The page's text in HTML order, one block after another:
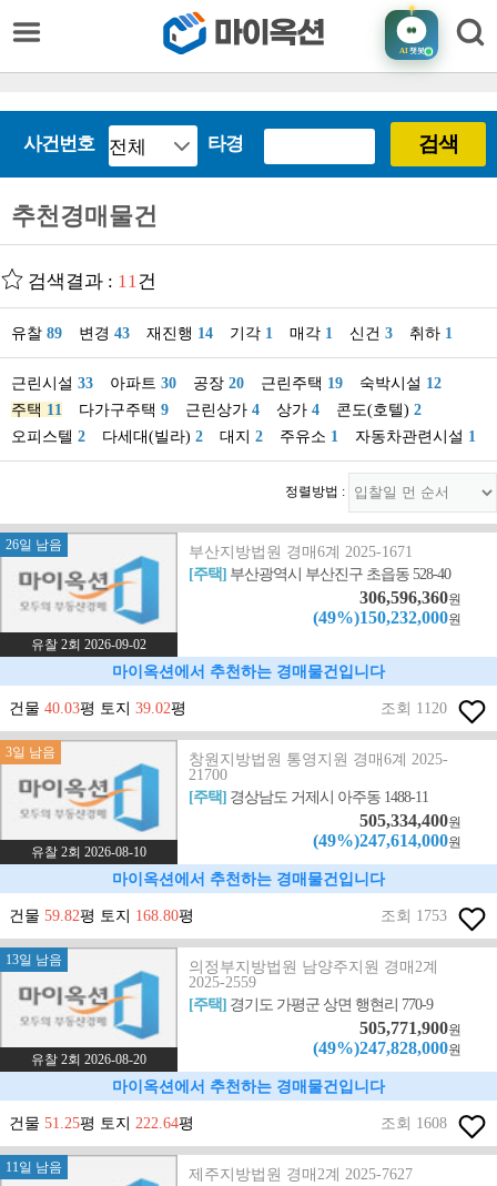
AI챗봇
사건번호 타경 검색
추천경매물건
검색결과 : 11건
유찰 89 변경 43 재진행 14 기각 1 매각 1 신건 3 취하 1
근린시설 33 아파트 30 공장 20 근린주택 19 숙박시설 12
주택 11 다가구주택 9 근린상가 4 상가 4 콘도(호텔) 2
오피스텔 2 다세대(빌라) 2 대지 2 주유소 1 자동차관련시설 1
정렬방법 :
26일 남음
유찰 2회 2026-09-02
부산지방법원 경매6계 2025-1671
[주택] 부산광역시 부산진구 초읍동 528-40
306,596,360원
(49%)150,232,000원
마이옥션에서 추천하는 경매물건입니다
건물 40.03평 토지 39.02평 조회 1120
3일 남음
유찰 2회 2026-08-10
창원지방법원 통영지원 경매6계 2025-
21700
[주택] 경상남도 거제시 아주동 1488-11
505,334,400원
(49%)247,614,000원
마이옥션에서 추천하는 경매물건입니다
건물 59.82평 토지 168.80평 조회 1753
13일 남음
유찰 2회 2026-08-20
의정부지방법원 남양주지원 경매2계
2025-2559
[주택] 경기도 가평군 상면 행현리 770-9
505,771,900원
(49%)247,828,000원
마이옥션에서 추천하는 경매물건입니다
건물 51.25평 토지 222.64평 조회 1608
11일 남음
제주지방법원 경매2계 2025-7627